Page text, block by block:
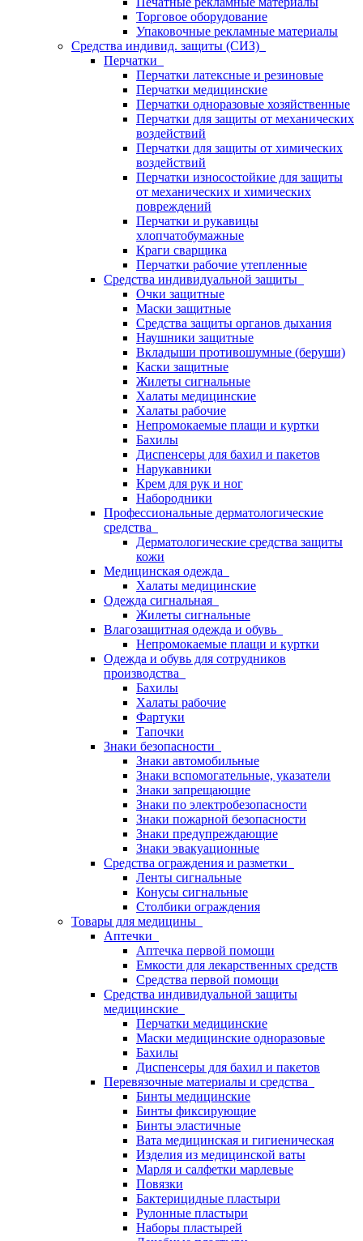
Торговое оборудование
Упаковочные рекламные материалы
Средства индивид. защиты (СИЗ)
Перчатки
Перчатки латексные и резиновые
Перчатки медицинские
Перчатки одноразовые хозяйственные
Перчатки для защиты от механических
воздействий
Перчатки для защиты от химических
воздействий
Перчатки износостойкие для защиты
от механических и химических
повреждений
Перчатки и рукавицы
хлопчатобумажные
Краги сварщика
Перчатки рабочие утепленные
Средства индивидуальной защиты
Очки защитные
Маски защитные
Средства защиты органов дыхания
Наушники защитные
Вкладыши противошумные (беруши)
Каски защитные
Жилеты сигнальные
Халаты медицинские
Халаты рабочие
Непромокаемые плащи и куртки
Бахилы
Диспенсеры для бахил и пакетов
Нарукавники
Крем для рук и ног
Набородники
Профессиональные дерматологические
средства
Дерматологические средства защиты
кожи
Медицинская одежда
Халаты медицинские
Одежда сигнальная
Жилеты сигнальные
Влагозащитная одежда и обувь
Непромокаемые плащи и куртки
Одежда и обувь для сотрудников
производства
Бахилы
Халаты рабочие
Фартуки
Тапочки
Знаки безопасности
Знаки автомобильные
Знаки вспомогательные, указатели
Знаки запрещающие
Знаки по электробезопасности
Знаки пожарной безопасности
Знаки предупреждающие
Знаки эвакуационные
Средства ограждения и разметки
Ленты сигнальные
Конусы сигнальные
Столбики ограждения
Товары для медицины
Аптечки
Аптечка первой помощи
Емкости для лекарственных средств
Средства первой помощи
Средства индивидуальной защиты
медицинские
Перчатки медицинские
Маски медицинские одноразовые
Бахилы
Диспенсеры для бахил и пакетов
Перевязочные материалы и средства
Бинты медицинские
Бинты фиксирующие
Бинты эластичные
Вата медицинская и гигиеническая
Изделия из медицинской ваты
Марля и салфетки марлевые
Повязки
Бактерицидные пластыри
Рулонные пластыри
Наборы пластырей